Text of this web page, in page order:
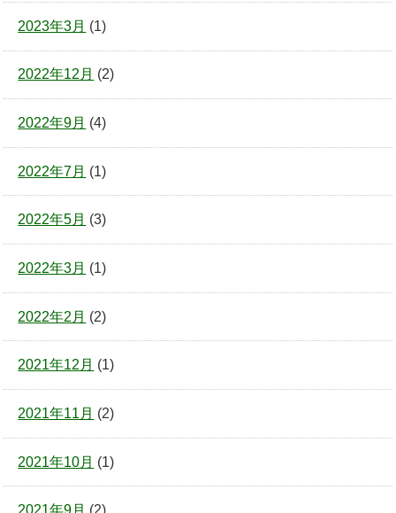
2023年3月 (1)
2022年12月 (2)
2022年9月 (4)
2022年7月 (1)
2022年5月 (3)
2022年3月 (1)
2022年2月 (2)
2021年12月 (1)
2021年11月 (2)
2021年10月 (1)